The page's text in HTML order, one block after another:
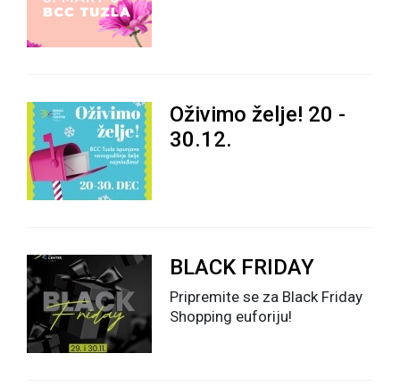
Oživimo želje! 20 -
30.12.
BLACK FRIDAY
Pripremite se za Black Friday
Shopping euforiju!